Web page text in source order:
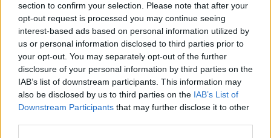
section to confirm your selection. Please note that after your
opt-out request is processed you may continue seeing
interest-based ads based on personal information utilized by
us or personal information disclosed to third parties prior to
your opt-out. You may separately opt-out of the further
disclosure of your personal information by third parties on the
IAB’s list of downstream participants. This information may
also be disclosed by us to third parties on the IAB’s List of
Downstream Participants that may further disclose it to other
okres Jihlava)
07.08.2026 -
Specialista pro elektronická zařízení údržby (m/ž) (tř.
Klementa 869, Mladá Boleslav II)
06.08.2026 -Bosch Powertrain s.r.o. Jihlava • CNC operátor• mzda
Kč • náborový bonus 50.000 Kč • příspěvek na ubytování (Jihlava,
Jihlava)
06.08.2026 - Bosch Powertrain s.r.o. • montážní dělník • mzda 44.700
týdenní zálohy na mzdu 2.000 Kč (Jihlava, okres Jihlava)
... další nabídky zaměstnání
Vybrané články